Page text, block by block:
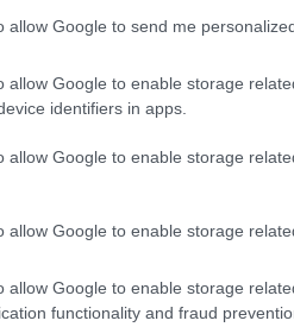
allow Google to send me
allow Google to enable storage
identifiers in apps.
allow Google to enable storage
allow Google to enable storage
allow Google to enable storage
functionality and fraud
il proprio dovere di vendetta,
generazione dopo generazione.